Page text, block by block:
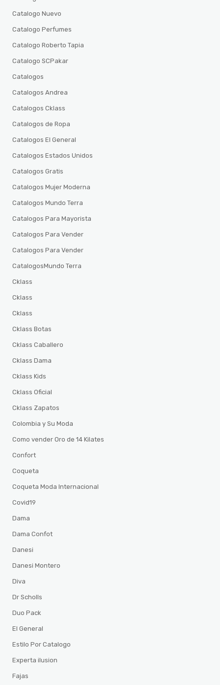
Catalogo Nuevo
Catalogo Perfumes
Catalogo Roberto Tapia
Catalogo SCPakar
Catalogos
Catalogos Andrea
Catalogos Cklass
Catalogos de Ropa
Catalogos El General
Catalogos Estados Unidos
Catalogos Gratis
Catalogos Mujer Moderna
Catalogos Mundo Terra
Catalogos Para Mayorista
Catalogos Para Vender
Catalogos Para Vender
CatalogosMundo Terra
Cklass
Cklass
Cklass
Cklass Botas
Cklass Caballero
Cklass Dama
Cklass Kids
Cklass Oficial
Cklass Zapatos
Colombia y Su Moda
Como vender Oro de 14 Kilates
Confort
Coqueta
Coqueta Moda Internacional
Covid19
Dama
Dama Confot
Danesi
Danesi Montero
Diva
Dr Scholls
Duo Pack
El General
Estilo Por Catalogo
Experta ilusion
Fajas